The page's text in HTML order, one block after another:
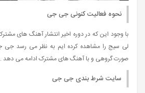
نحوه فعالیت کنونی جی جی
با وجود این که در دوره اخیر انتشار آهنگ های
لی سیج را مشاهده کرده ایم به نظر می رسد جی
صورت گروهی و با آهنگ های مشترک ادامه می دهد .
سایت شرط بندی جی جی